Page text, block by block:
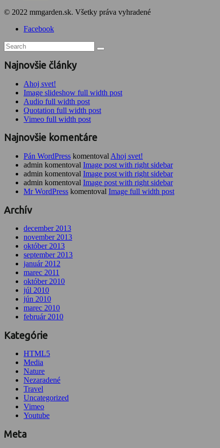
© 2022 mmgarden.sk. Všetky práva vyhradené
Facebook
Najnovšie články
Ahoj svet!
Image slideshow full width post
Audio full width post
Quotation full width post
Vimeo full width post
Najnovšie komentáre
Pán WordPress komentoval Ahoj svet!
admin komentoval Image post with right sidebar
admin komentoval Image post with right sidebar
admin komentoval Image post with right sidebar
Mr WordPress komentoval Image full width post
Archív
december 2013
november 2013
október 2013
september 2013
január 2012
marec 2011
október 2010
júl 2010
jún 2010
marec 2010
február 2010
Kategórie
HTML5
Media
Nature
Nezaradené
Travel
Uncategorized
Vimeo
Youtube
Meta